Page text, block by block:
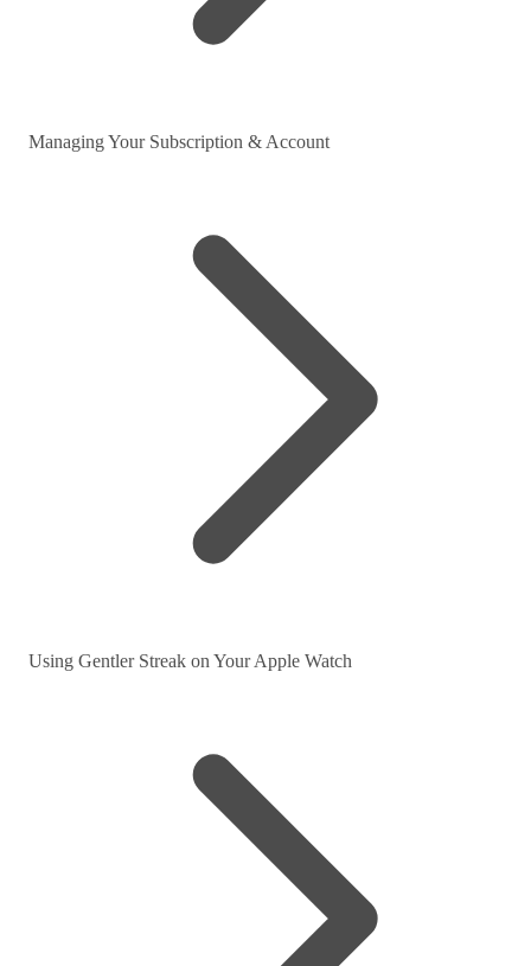
Managing Your Subscription & Account
Using Gentler Streak on Your Apple Watch